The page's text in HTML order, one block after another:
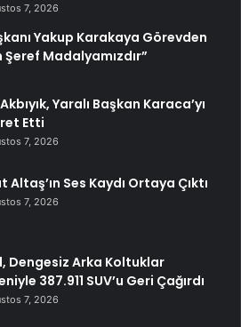
7, 2026
Yakup Karakaya Görevden
Şeref Madalyamızdır”
Yaralı Başkan Karaca’yı
Etti
7, 2026
Altaş’ın Ses Kaydı Ortaya Çıktı
7, 2026
Dengesiz Arka Koltuklar
387.911 SUV’u Geri Çağırdı
7, 2026